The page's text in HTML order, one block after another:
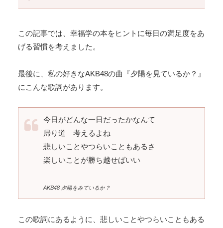
この記事では、幸福学の本をヒントに毎日の満足度をあ
げる習慣を考えました。
最後に、私の好きなAKB48の曲『夕陽を見ているか？』
にこんな歌詞があります。
今日がどんな一日だったかなんて
帰り道 考えるよね
悲しいことやつらいこともあるさ
楽しいことが勝ち越せばいい
AKB48 夕陽をみているか？
この歌詞にあるように、悲しいことやつらいこともある